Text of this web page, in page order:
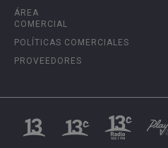
ÁREA
COMERCIAL
POLÍTICAS COMERCIALES
PROVEEDORES